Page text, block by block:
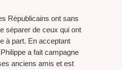
Républicains ont sans
séparer de ceux qui ont
à part. En acceptant
a fait campagne
anciens amis et est